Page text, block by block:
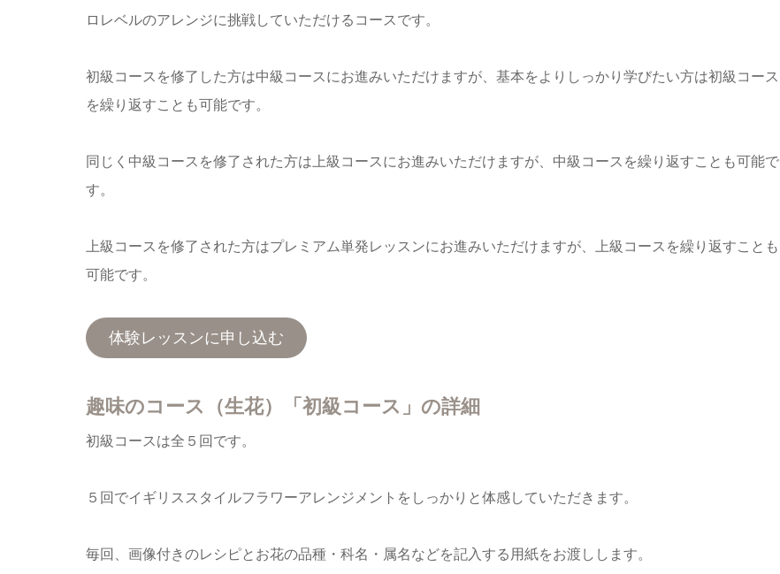
ロレベルのアレンジに挑戦していただけるコースです。
初級コースを修了した方は中級コースにお進みいただけますが、基本をよりしっかり学びたい方は初級コース
を繰り返すことも可能です。
同じく中級コースを修了された方は上級コースにお進みいただけますが、中級コースを繰り返すことも可能で
す。
上級コースを修了された方はプレミアム単発レッスンにお進みいただけますが、上級コースを繰り返すことも
可能です。
体験レッスンに申し込む
趣味のコース（生花）「初級コース」の詳細
初級コースは全５回です。
５回でイギリススタイルフラワーアレンジメントをしっかりと体感していただきます。
毎回、画像付きのレシピとお花の品種・科名・属名などを記入する用紙をお渡しします。